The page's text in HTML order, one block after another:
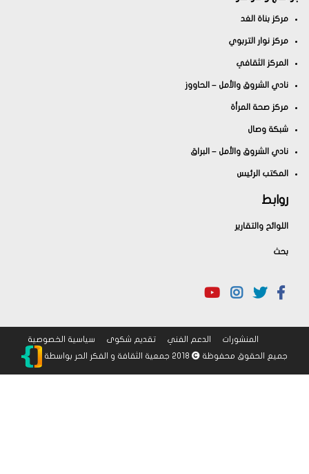
بناة الغد
نوار التربوي
الثقافي
الشروق والأمل – الحاووز
صحة المرأة
وصال
الشروق والأمل – البراق
الرئيس
والتقارير
المنشورات الدعم الفني تقديم شكوى سياسية الخصوصية
الحقوق محفوظة 2018 جمعية الثقافة و الفكر الحر بواسطة